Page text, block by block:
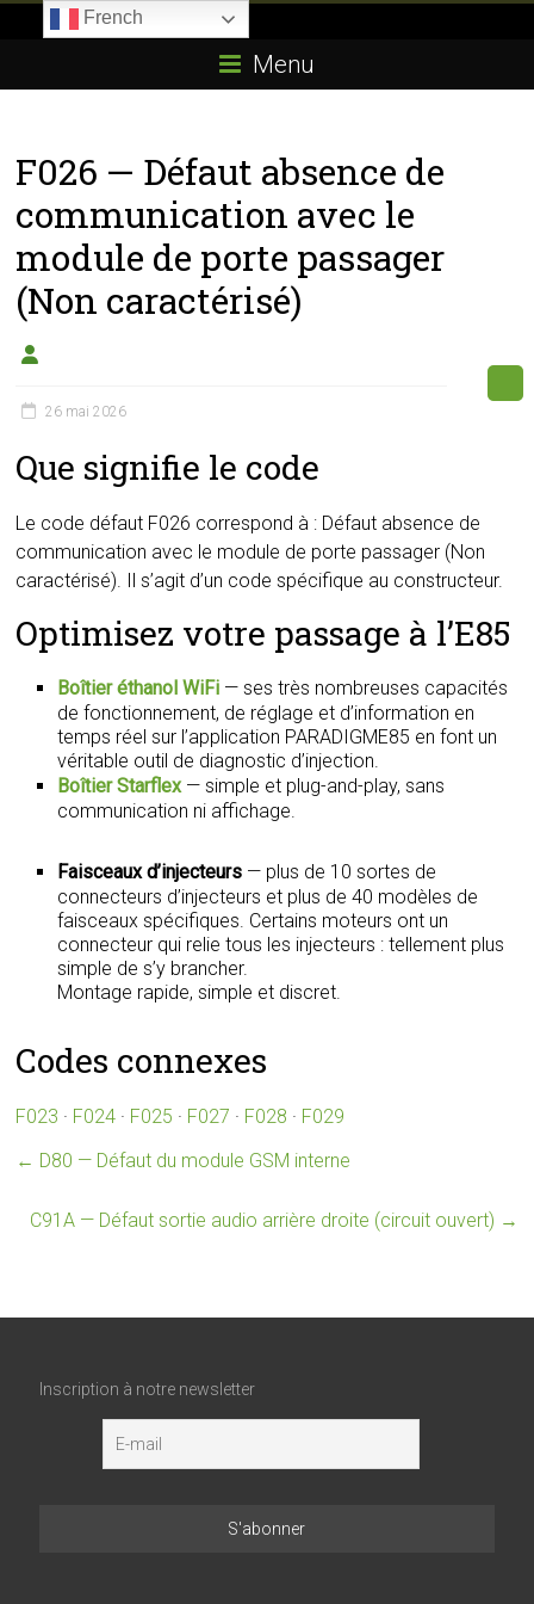
E85.com
passion
boîtier
éthanol
Menu
F026 — Défaut absence de
communication avec le
module de porte passager
(Non caractérisé)
26 mai 2026
Que signifie le code
Le code défaut F026 correspond à : Défaut absence de
communication avec le module de porte passager (Non
caractérisé). Il s’agit d’un code spécifique au constructeur.
Optimisez votre passage à l’E85
Boîtier éthanol WiFi — ses très nombreuses capacités
de fonctionnement, de réglage et d’information en
temps réel sur l’application PARADIGME85 en font un
véritable outil de diagnostic d’injection.
Boîtier Starflex— simple et plug-and-play, sans
communication ni affichage.
Faisceaux d’injecteurs — plus de 10 sortes de
connecteurs d’injecteurs et plus de 40 modèles de
faisceaux spécifiques. Certains moteurs ont un
connecteur qui relie tous les injecteurs : tellement plus
simple de s’y brancher.
Montage rapide, simple et discret.
Codes connexes
F023 · F024 · F025 · F027 · F028 · F029
← D80 — Défaut du module GSM interne
C91A — Défaut sortie audio arrière droite (circuit ouvert) →
Inscription à notre newsletter
French